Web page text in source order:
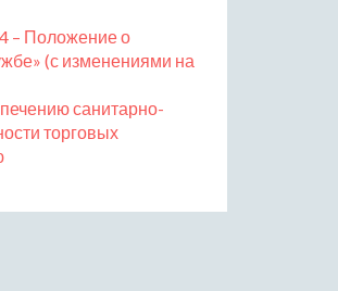
– Положение о
(с изменениями на
санитарно-
торговых